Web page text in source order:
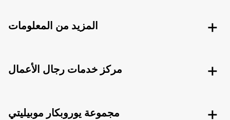
المزيد من المعلومات
مركز خدمات رجال الأعمال
مجموعة يوروبكار موبيليتي